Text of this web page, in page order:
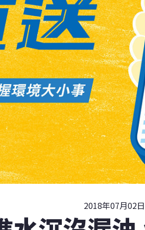
2018年07月02日